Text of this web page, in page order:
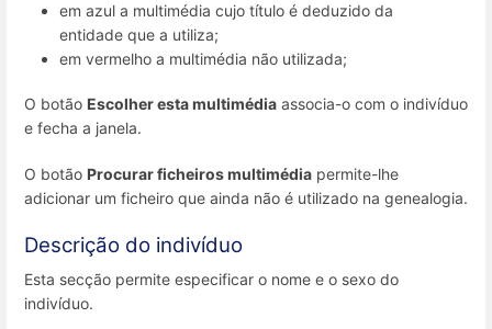
em azul a multimédia cujo título é deduzido da
entidade que a utiliza;
em vermelho a multimédia não utilizada;
O botão Escolher esta multimédia associa-o com o indivíduo
e fecha a janela.
O botão Procurar ficheiros multimédia permite-lhe
adicionar um ficheiro que ainda não é utilizado na genealogia.
Descrição do indivíduo
Esta secção permite especificar o nome e o sexo do
indivíduo.